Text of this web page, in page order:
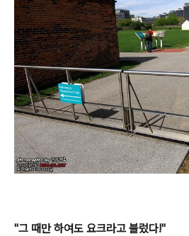
"그 때만 하여도 요크라고 불렀다!"